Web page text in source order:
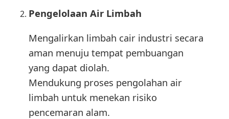
Pengelolaan Air Limbah
Mengalirkan limbah cair industri secara
aman menuju tempat pembuangan
yang dapat diolah.
Mendukung proses pengolahan air
limbah untuk menekan risiko
pencemaran alam.